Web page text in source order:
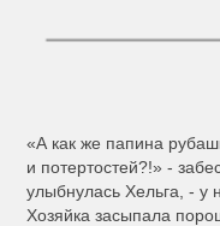
«А как же папина
и потертостей?!» -
улыбнулась Хельга, -
Хозяйка засыпала